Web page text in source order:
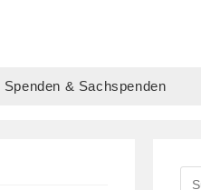
Spenden & Sachspenden